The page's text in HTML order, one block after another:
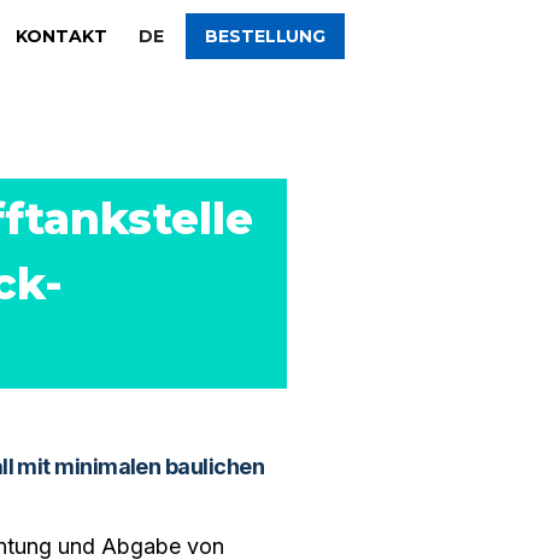
KONTAKT DE BESTELLUNG
mit minimalen baulichen
und Abgabe von